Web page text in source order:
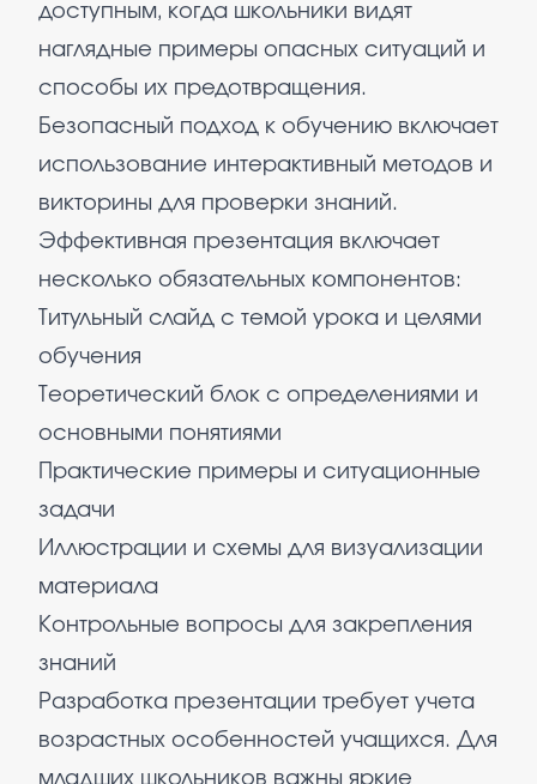
доступным, когда школьники видят
наглядные примеры опасных ситуаций и
способы их предотвращения.
Безопасный подход к обучению включает
использование интерактивный методов и
викторины для проверки знаний.
Эффективная презентация включает
несколько обязательных компонентов:
Титульный слайд с темой урока и целями
обучения
Теоретический блок с определениями и
основными понятиями
Практические примеры и ситуационные
задачи
Иллюстрации и схемы для визуализации
материала
Контрольные вопросы для закрепления
знаний
Разработка презентации требует учета
возрастных особенностей учащихся. Для
младших школьников важны яркие